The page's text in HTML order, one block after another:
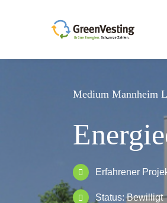
Medium Mannheim
Erfahrener
Status: Bewilligt